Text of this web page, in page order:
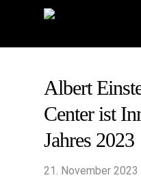
content
Albert
Center ist
Jahres 2023
21. November 2023